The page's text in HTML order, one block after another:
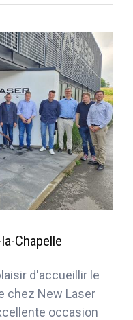
Chapelle
d'accueillir le
chez New Laser
occasion